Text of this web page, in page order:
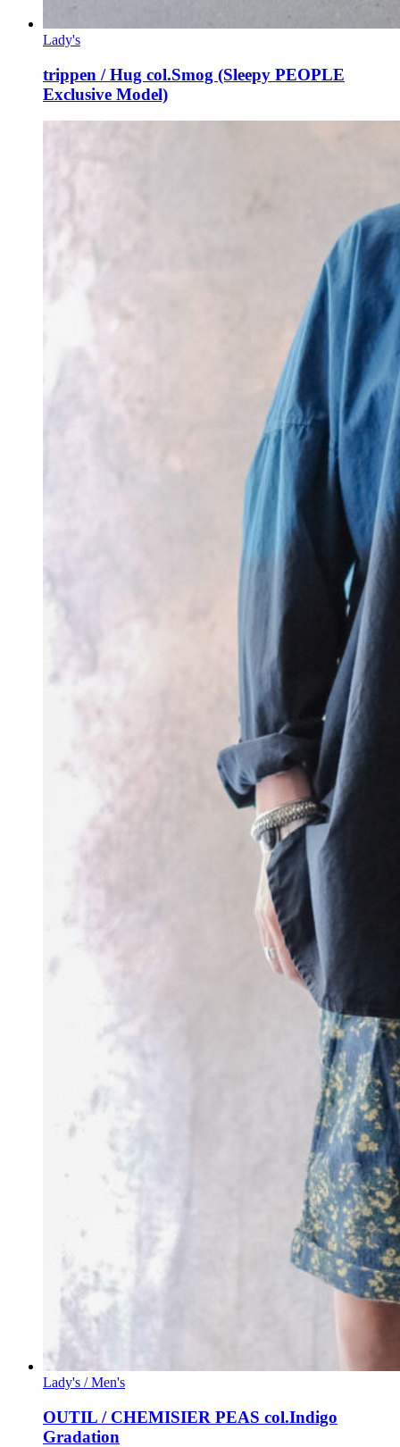
Lady's
trippen / Hug col.Smog (Sleepy PEOPLE
Exclusive Model)
Lady's / Men's
OUTIL / CHEMISIER PEAS col.Indigo
Gradation